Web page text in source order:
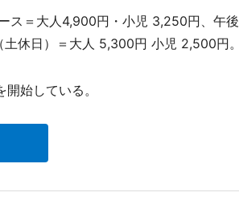
ス＝大人4,900円・小児 3,250円、午後
休日）＝大人 5,300円 小児 2,500円。
始している。